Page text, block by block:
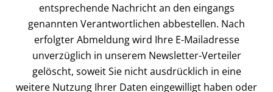
entsprechende Nachricht an den eingangs
genannten Verantwortlichen abbestellen. Nach
erfolgter Abmeldung wird Ihre E-Mailadresse
unverzüglich in unserem Newsletter-Verteiler
gelöscht, soweit Sie nicht ausdrücklich in eine
weitere Nutzung Ihrer Daten eingewilligt haben oder